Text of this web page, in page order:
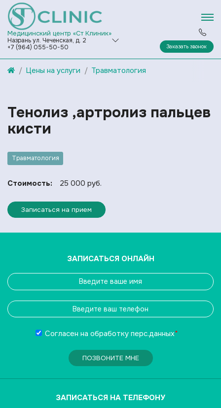
Медицинский центр «Ст Клиник»
Назрань ул. Чеченская, д. 2
+7 (964) 055-50-50
Заказать звонок
Цены на услуги Травматология
Тенолиз ,артролиз пальцев
кисти
Травматология
Стоимость: 25 000 руб.
Записаться на прием
ЗАПИСАТЬСЯ ОНЛАЙН
Согласен на обработку перс.данных*
ПОЗВОНИТЕ МНЕ
ЗАПИСАТЬСЯ НА ТЕЛЕФОНУ